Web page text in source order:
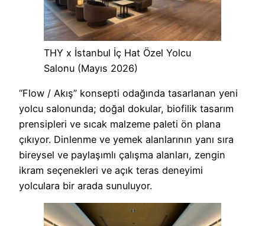
THY x İstanbul İç Hat Özel Yolcu
Salonu (Mayıs 2026)
“Flow / Akış” konsepti odağında tasarlanan yeni
yolcu salonunda; doğal dokular, biofilik tasarım
prensipleri ve sıcak malzeme paleti ön plana
çıkıyor. Dinlenme ve yemek alanlarının yanı sıra
bireysel ve paylaşımlı çalışma alanları, zengin
ikram seçenekleri ve açık teras deneyimi
yolculara bir arada sunuluyor.